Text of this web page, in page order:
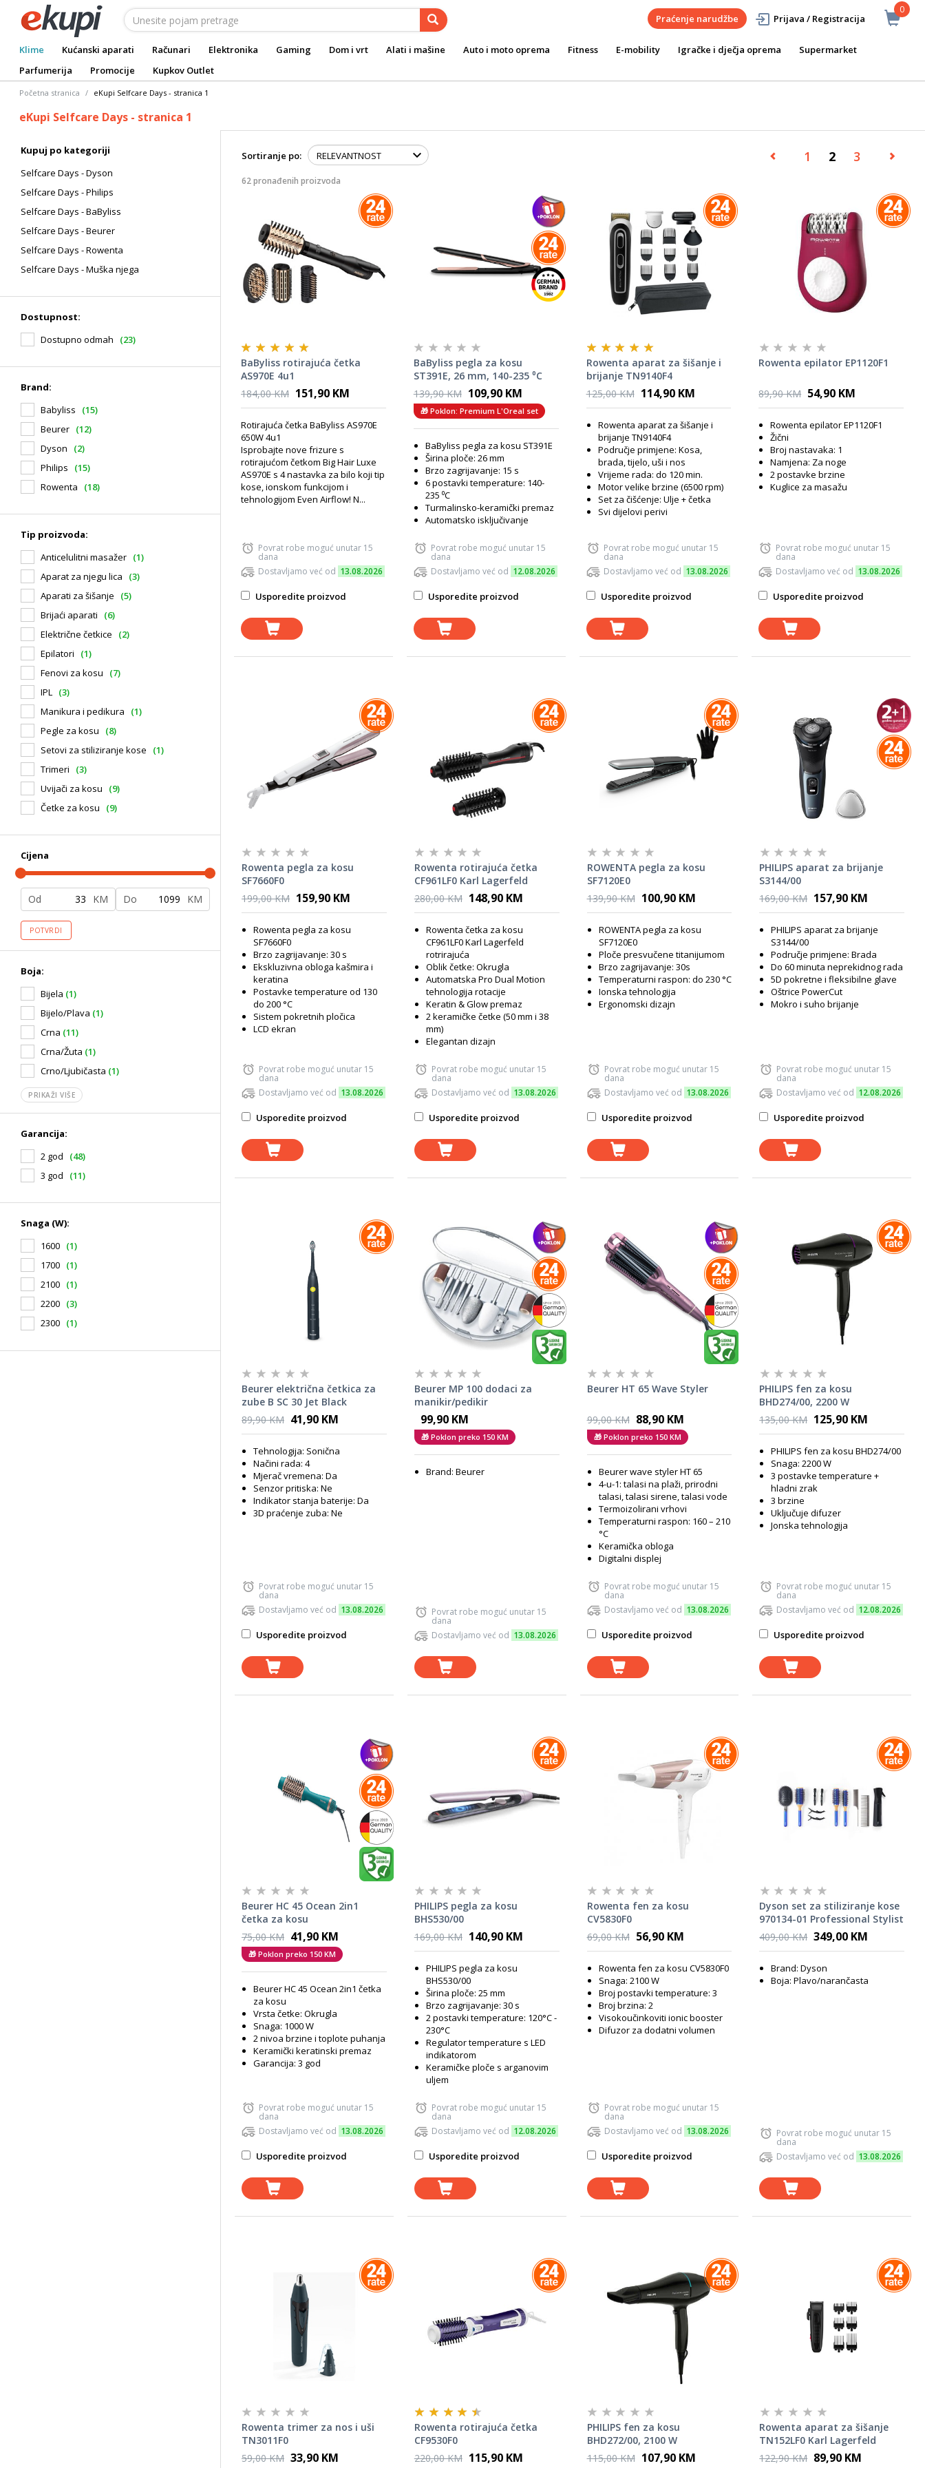
0
Praćenje narudžbe Prijava / Registracija
Klime Kućanski aparati Računari Elektronika Gaming Dom i vrt Alati i mašine Auto i moto oprema Fitness E-mobility Igračke i dječja oprema
Supermarket
Parfumerija
Promocije Kupkov Outlet
Početna stranica eKupi Selfcare Days - stranica 1
eKupi Selfcare Days - stranica 1
Kupuj po kategoriji
Selfcare Days - Dyson
Selfcare Days - Philips
Selfcare Days - BaByliss
Selfcare Days - Beurer
Selfcare Days - Rowenta
Selfcare Days - Muška njega
Dostupnost:
Dostupno odmah
(23)
Brand:
Babyliss
(15)
Beurer (12)
Dyson
(2)
Philips
(15)
Rowenta
(18)
Tip proizvoda:
Anticelulitni masažer (1)
Aparat za njegu lica
(3)
Aparati za šišanje
(5)
Brijaći aparati
(6)
Električne četkice
(2)
Epilatori
(1)
Fenovi za kosu
(7)
IPL (3)
Manikura i pedikura
(1)
Pegle za kosu
(8)
Setovi za stiliziranje kose
(1)
Trimeri
(3)
Uvijači za kosu
(9)
Četke za kosu
(9)
Cijena
Od KM Do KM
POTVRDI
Boja:
Bijela (1)
Bijelo/Plava (1)
Crna (11)
Crna/Žuta (1)
Crno/Ljubičasta (1)
PRIKAŽI VIŠE
Garancija:
2 god
(48)
3 god
(11)
Snaga (W):
1600 (1)
1700 (1)
2100 (1)
2200 (3)
2300 (1)
Sortiranje po: 1 2 3
62 pronađenih proizvoda
BaByliss rotirajuća četka
AS970E 4u1
184,00 KM 151,90 KM
Rotirajuća četka BaByliss AS970E
650W 4u1
Isprobajte nove frizure s
rotirajućom četkom Big Hair Luxe
AS970E s 4 nastavka za bilo koji tip
kose, ionskom funkcijom i
tehnologijom Even Airflow! N...
Povrat robe moguć unutar 15
dana
Dostavljamo već od 13.08.2026
Usporedite proizvod
BaByliss pegla za kosu
ST391E, 26 mm, 140-235 ⁰C
139,90 KM 109,90 KM
🎁 Poklon: Premium L'Oreal set
BaByliss pegla za kosu ST391E
Širina ploče: 26 mm
Brzo zagrijavanje: 15 s
6 postavki temperature: 140-
235 ⁰C
Turmalinsko-keramički premaz
Automatsko isključivanje
Povrat robe moguć unutar 15
dana
Dostavljamo već od 12.08.2026
Usporedite proizvod
Rowenta aparat za šišanje i
brijanje TN9140F4
125,00 KM 114,90 KM
Rowenta aparat za šišanje i
brijanje TN9140F4
Područje primjene: Kosa,
brada, tijelo, uši i nos
Vrijeme rada: do 120 min.
Motor velike brzine (6500 rpm)
Set za čišćenje: Ulje + četka
Svi dijelovi perivi
Povrat robe moguć unutar 15
dana
Dostavljamo već od 13.08.2026
Usporedite proizvod
Rowenta epilator EP1120F1
89,90 KM 54,90 KM
Rowenta epilator EP1120F1
Žični
Broj nastavaka: 1
Namjena: Za noge
2 postavke brzine
Kuglice za masažu
Povrat robe moguć unutar 15
dana
Dostavljamo već od 13.08.2026
Usporedite proizvod
Rowenta pegla za kosu
SF7660F0
199,00 KM 159,90 KM
Rowenta pegla za kosu
SF7660F0
Brzo zagrijavanje: 30 s
Ekskluzivna obloga kašmira i
keratina
Postavke temperature od 130
do 200 °C
Sistem pokretnih pločica
LCD ekran
Povrat robe moguć unutar 15
dana
Dostavljamo već od 13.08.2026
Usporedite proizvod
Rowenta rotirajuća četka
CF961LF0 Karl Lagerfeld
280,00 KM 148,90 KM
Rowenta četka za kosu
CF961LF0 Karl Lagerfeld
rotrirajuća
Oblik četke: Okrugla
Automatska Pro Dual Motion
tehnologija rotacije
Keratin & Glow premaz
2 keramičke četke (50 mm i 38
mm)
Elegantan dizajn
Povrat robe moguć unutar 15
dana
Dostavljamo već od 13.08.2026
Usporedite proizvod
ROWENTA pegla za kosu
SF7120E0
139,90 KM 100,90 KM
ROWENTA pegla za kosu
SF7120E0
Ploče presvučene titanijumom
Brzo zagrijavanje: 30s
Temperaturni raspon: do 230 °C
Ionska tehnologija
Ergonomski dizajn
Povrat robe moguć unutar 15
dana
Dostavljamo već od 13.08.2026
Usporedite proizvod
PHILIPS aparat za brijanje
S3144/00
169,00 KM 157,90 KM
PHILIPS aparat za brijanje
S3144/00
Područje primjene: Brada
Do 60 minuta neprekidnog rada
5D pokretne i fleksibilne glave
Oštrice PowerCut
Mokro i suho brijanje
Povrat robe moguć unutar 15
dana
Dostavljamo već od 12.08.2026
Usporedite proizvod
Beurer električna četkica za
zube B SC 30 Jet Black
89,90 KM 41,90 KM
Tehnologija: Sonična
Načini rada: 4
Mjerač vremena: Da
Senzor pritiska: Ne
Indikator stanja baterije: Da
3D praćenje zuba: Ne
Povrat robe moguć unutar 15
dana
Dostavljamo već od 13.08.2026
Usporedite proizvod
Beurer MP 100 dodaci za
manikir/pedikir
99,90 KM
🎁 Poklon preko 150 KM
Brand: Beurer
Povrat robe moguć unutar 15
dana
Dostavljamo već od 13.08.2026
Beurer HT 65 Wave Styler
99,00 KM 88,90 KM
🎁 Poklon preko 150 KM
Beurer wave styler HT 65
4-u-1: talasi na plaži, prirodni
talasi, talasi sirene, talasi vode
Termoizolirani vrhovi
Temperaturni raspon: 160 – 210
°C
Keramička obloga
Digitalni displej
Povrat robe moguć unutar 15
dana
Dostavljamo već od 13.08.2026
Usporedite proizvod
PHILIPS fen za kosu
BHD274/00, 2200 W
135,00 KM 125,90 KM
PHILIPS fen za kosu BHD274/00
Snaga: 2200 W
3 postavke temperature +
hladni zrak
3 brzine
Uključuje difuzer
Jonska tehnologija
Povrat robe moguć unutar 15
dana
Dostavljamo već od 12.08.2026
Usporedite proizvod
Beurer HC 45 Ocean 2in1
četka za kosu
75,00 KM 41,90 KM
🎁 Poklon preko 150 KM
Beurer HC 45 Ocean 2in1 četka
za kosu
Vrsta četke: Okrugla
Snaga: 1000 W
2 nivoa brzine i toplote puhanja
Keramički keratinski premaz
Garancija: 3 god
Povrat robe moguć unutar 15
dana
Dostavljamo već od 13.08.2026
Usporedite proizvod
PHILIPS pegla za kosu
BHS530/00
169,00 KM 140,90 KM
PHILIPS pegla za kosu
BHS530/00
Širina ploče: 25 mm
Brzo zagrijavanje: 30 s
2 postavki temperature: 120°C -
230°C
Regulator temperature s LED
indikatorom
Keramičke ploče s arganovim
uljem
Povrat robe moguć unutar 15
dana
Dostavljamo već od 12.08.2026
Usporedite proizvod
Rowenta fen za kosu
CV5830F0
69,00 KM 56,90 KM
Rowenta fen za kosu CV5830F0
Snaga: 2100 W
Broj postavki temperature: 3
Broj brzina: 2
Visokoučinkoviti ionic booster
Difuzor za dodatni volumen
Povrat robe moguć unutar 15
dana
Dostavljamo već od 13.08.2026
Usporedite proizvod
Dyson set za stiliziranje kose
970134-01 Professional Stylist
409,00 KM 349,00 KM
Brand: Dyson
Boja: Plavo/narančasta
Povrat robe moguć unutar 15
dana
Dostavljamo već od 13.08.2026
Rowenta trimer za nos i uši
TN3011F0
59,00 KM 33,90 KM
Rowenta rotirajuća četka
CF9530F0
220,00 KM 115,90 KM
PHILIPS fen za kosu
BHD272/00, 2100 W
115,00 KM 107,90 KM
Rowenta aparat za šišanje
TN152LF0 Karl Lagerfeld
122,90 KM 89,90 KM